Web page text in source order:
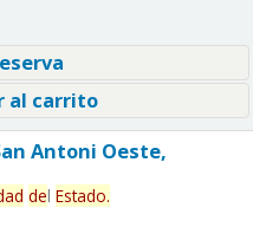
al carrito
Antoni Oeste,
del Estado.